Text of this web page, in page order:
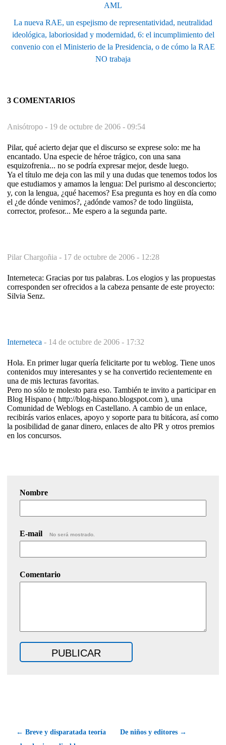
AML
La nueva RAE, un espejismo de representatividad, neutralidad
ideológica, laboriosidad y modernidad, 6: el incumplimiento del
convenio con el Ministerio de la Presidencia, o de cómo la RAE
NO trabaja
3 COMENTARIOS
Anisótropo - 19 de octubre de 2006 - 09:54
Pilar, qué acierto dejar que el discurso se exprese solo: me ha
encantado. Una especie de héroe trágico, con una sana
esquizofrenia... no se podría expresar mejor, desde luego.
Ya el título me deja con las mil y una dudas que tenemos todos los
que estudiamos y amamos la lengua: Del purismo al desconcierto;
y, con la lengua, ¿qué hacemos? Esa pregunta es hoy en día como
el ¿de dónde venimos?, ¿adónde vamos? de todo lingüista,
corrector, profesor... Me espero a la segunda parte.
Pilar Chargoñia - 17 de octubre de 2006 - 12:28
Interneteca: Gracias por tus palabras. Los elogios y las propuestas
corresponden ser ofrecidos a la cabeza pensante de este proyecto:
Silvia Senz.
Interneteca - 14 de octubre de 2006 - 17:32
Hola. En primer lugar quería felicitarte por tu weblog. Tiene unos
contenidos muy interesantes y se ha convertido recientemente en
una de mis lecturas favoritas.
Pero no sólo te molesto para eso. También te invito a participar en
Blog Hispano ( http://blog-hispano.blogspot.com ), una
Comunidad de Weblogs en Castellano. A cambio de un enlace,
recibirás varios enlaces, apoyo y soporte para tu bitácora, así como
la posibilidad de ganar dinero, enlaces de alto PR y otros premios
en los concursos.
Nombre
E-mail No será mostrado.
Comentario
← Breve y disparatada teoría
De niños y editores →